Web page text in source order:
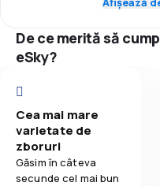
Prețul biletelor
Transportul bagajelor
Mâncare
De ce merită să
eSky?
Cea mai mare
varietate de
zboruri
Găsim în câteva
secunde cel mai bun